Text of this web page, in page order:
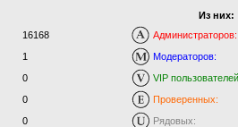
16168
1
0
0
0
Из них:
Администраторов:
Модераторов:
VIP
Проверенных:
Рядовых: